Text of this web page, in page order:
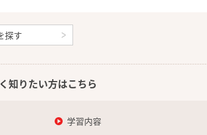
探す
知りたい方はこちら
学習内容